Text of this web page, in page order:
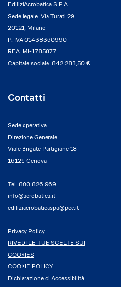
EdiliziAcrobatica S.P.A.
Sede legale: Via Turati 29
20121, Milano
P. IVA 01438360990
REA: MI-1785877
Capitale sociale: 842.288,50 €
Contatti
Sede operativa
Direzione Generale
Viale Brigate Partigiane 18
16129 Genova
Tel. 800.826.969
info@acrobatica.it
ediliziacrobaticaspa@pec.it
Privacy Policy
RIVEDI LE TUE SCELTE SUI
COOKIES
COOKIE POLICY
Dichiarazione di Accessibilità